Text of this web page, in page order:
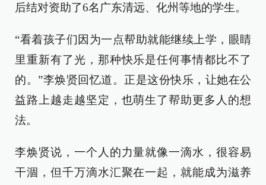
后结对资助了6名广东清远、化州等地的学生。
“看着孩子们因为一点帮助就能继续上学，眼睛
里重新有了光，那种快乐是任何事情都比不了
的。”李焕贤回忆道。正是这份快乐，让她在公
益路上越走越坚定，也萌生了帮助更多人的想
法。
李焕贤说，一个人的力量就像一滴水，很容易
干涸，但千万滴水汇聚在一起，就能成为滋养